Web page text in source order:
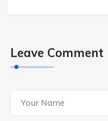
Leave Comment